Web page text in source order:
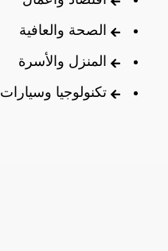
الصحة والعافية
المنزل والأسرة
تكنولوجيا وسيارات